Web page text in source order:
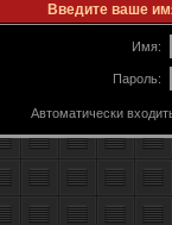
Введите ваше
Имя:
Пароль:
Автоматически